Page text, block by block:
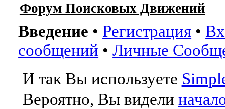
Форум Поисковых Движений
Введение • Регистрация •
сообщений •Личные
И так Вы используете
Вероятно, Вы видели